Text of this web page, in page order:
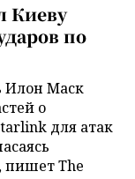
Киеву
по
Илон Маск
о
для атак
пишет The